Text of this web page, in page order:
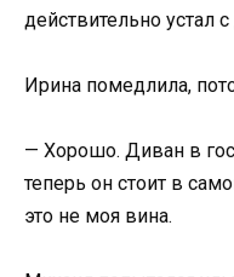
действительно устал
Ирина помедлила,
— Хорошо. Диван в
теперь он стоит в
это не моя вина.